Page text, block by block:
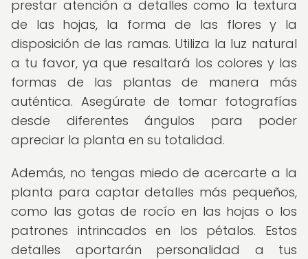
prestar atención a detalles como la textura
de las hojas, la forma de las flores y la
disposición de las ramas. Utiliza la luz natural
a tu favor, ya que resaltará los colores y las
formas de las plantas de manera más
auténtica. Asegúrate de tomar fotografías
desde diferentes ángulos para poder
apreciar la planta en su totalidad.
Además, no tengas miedo de acercarte a la
planta para captar detalles más pequeños,
como las gotas de rocío en las hojas o los
patrones intrincados en los pétalos. Estos
detalles aportarán personalidad a tus